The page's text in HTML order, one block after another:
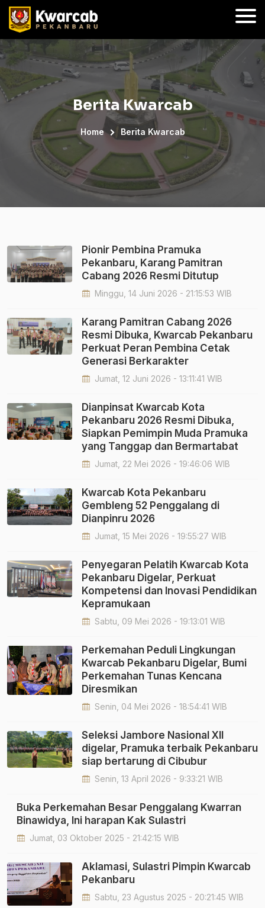
Berita Kwarcab
Home Berita Kwarcab
Pionir Pembina Pramuka
Pekanbaru, Karang Pamitran
Cabang 2026 Resmi Ditutup
Minggu, 14 Juni 2026 - 21:15:53 WIB
Karang Pamitran Cabang 2026
Resmi Dibuka, Kwarcab Pekanbaru
Perkuat Peran Pembina Cetak
Generasi Berkarakter
Jumat, 12 Juni 2026 - 13:11:41 WIB
Dianpinsat Kwarcab Kota
Pekanbaru 2026 Resmi Dibuka,
Siapkan Pemimpin Muda Pramuka
yang Tanggap dan Bermartabat
Jumat, 22 Mei 2026 - 19:46:06 WIB
Kwarcab Kota Pekanbaru
Gembleng 52 Penggalang di
Dianpinru 2026
Jumat, 15 Mei 2026 - 19:55:27 WIB
Penyegaran Pelatih Kwarcab Kota
Pekanbaru Digelar, Perkuat
Kompetensi dan Inovasi Pendidikan
Kepramukaan
Sabtu, 09 Mei 2026 - 19:13:01 WIB
Perkemahan Peduli Lingkungan
Kwarcab Pekanbaru Digelar, Bumi
Perkemahan Tunas Kencana
Diresmikan
Senin, 04 Mei 2026 - 18:54:41 WIB
Seleksi Jambore Nasional XII
digelar, Pramuka terbaik Pekanbaru
siap bertarung di Cibubur
Senin, 13 April 2026 - 9:33:21 WIB
Buka Perkemahan Besar Penggalang Kwarran
Binawidya, Ini harapan Kak Sulastri
Jumat, 03 Oktober 2025 - 21:42:15 WIB
Aklamasi, Sulastri Pimpin Kwarcab
Pekanbaru
Sabtu, 23 Agustus 2025 - 20:21:45 WIB